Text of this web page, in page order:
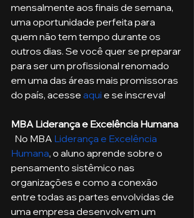
mensalmente aos finais de semana,
uma oportunidade perfeita para
quem não tem tempo durante os
outros dias. Se você quer se preparar
para ser um profissional renomado
em uma das áreas mais promissoras
do país, acesse aqui e se inscreva!
MBA Liderança e Excelência Humana
  No MBA
Liderança e Excelência
Humana, o aluno aprende sobre o
pensamento sistêmico nas
organizações e como a conexão
entre todas as partes envolvidas de
uma empresa desenvolvem um